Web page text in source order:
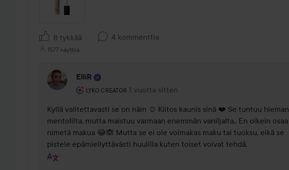
8 tykkää 4 kommenttia
1577 näyttöä
ElliR
LYKO CREATOR
Käyttäjän rooli: Lyko Creator.
1 vuotta sitten
Kommentti lisättiin 1 vuotta sitten
Kyllä valitettavasti se on näin ☺️ Kiitos kaunis sinä ❤️ Se tuntuu hieman
mentolilta, mutta maistuu varmaan enemmän vaniljalta.. En oikein osaa
nimetä makua 😂🙈 Mutta se ei ole voimakas maku tai tuoksu, eikä se
pistele epämiellyttävästi huulilla kuten toiset voivat tehdä.